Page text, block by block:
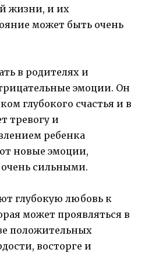
жизни, и их
может быть очень
в родителях и
эмоции. Он
глубокого счастья и в
тревогу и
ребенка
новые эмоции,
сильными.
глубокую любовь к
может проявляться в
положительных
восторге и